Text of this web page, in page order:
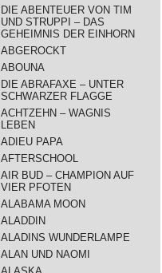
DIE ABENTEUER VON TIM
UND STRUPPI – DAS
GEHEIMNIS DER EINHORN
ABGEROCKT
ABOUNA
DIE ABRAFAXE – UNTER
SCHWARZER FLAGGE
ACHTZEHN – WAGNIS
LEBEN
ADIEU PAPA
AFTERSCHOOL
AIR BUD – CHAMPION AUF
VIER PFOTEN
ALABAMA MOON
ALADDIN
ALADINS WUNDERLAMPE
ALAN UND NAOMI